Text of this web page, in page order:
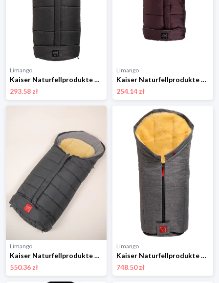
Limango
Kaiser Naturfellprodukte Śpiworek termiczny "Jooy" w kolorze czarnym - 105 x 45 cm rozmiar: onesize
293.58 zł
Limango
Kaiser Naturfellprodukte Śpiworek termiczny "Timbatoo" w kolorze ciemnofioletowym - 105 x 48 cm rozmiar: onesize
254.14 zł
Limango
Kaiser Naturfellprodukte Śpiworek termiczny "Arctik Plus" w kolorze szarym - 105 x 48 cm rozmiar: onesize
550.36 zł
Limango
Kaiser Naturfellprodukte Śpiworek wełniany "Iglu" w kolorze antracytowym - 93 x 45 cm rozmiar: onesize
748.50 zł